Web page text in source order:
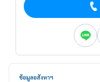
ข้อมูลอสังหาฯ